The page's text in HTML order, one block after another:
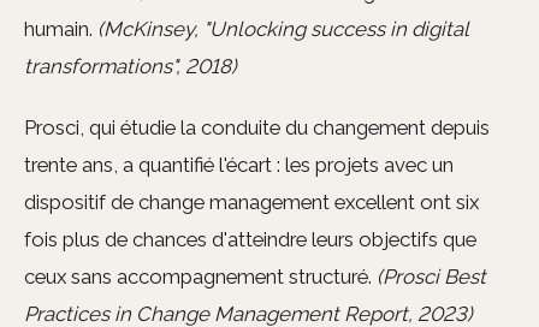
humain. (McKinsey, "Unlocking success in digital
transformations", 2018)
Prosci, qui étudie la conduite du changement depuis
trente ans, a quantifié l'écart : les projets avec un
dispositif de change management excellent ont six
fois plus de chances d'atteindre leurs objectifs que
ceux sans accompagnement structuré. (Prosci Best
Practices in Change Management Report, 2023)